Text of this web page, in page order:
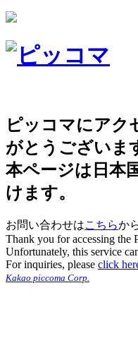
ピッコマにアク
がとうございま
本ページは日本
けます。
お問い合わせはこちらか
Thank you for accessing the
Unfortunately, this service
For inquiries, please click
Kakao piccoma Corp.